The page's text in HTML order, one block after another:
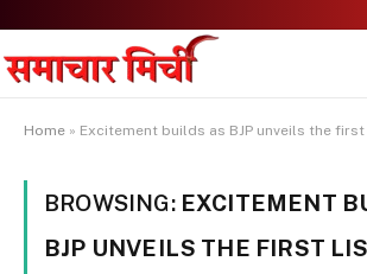
Home » Excitement builds as BJP unveils the first list of 100 candidates for the upcoming Lok Sabha
BROWSING: EXCITEMENT
BJP UNVEILS THE FIRST